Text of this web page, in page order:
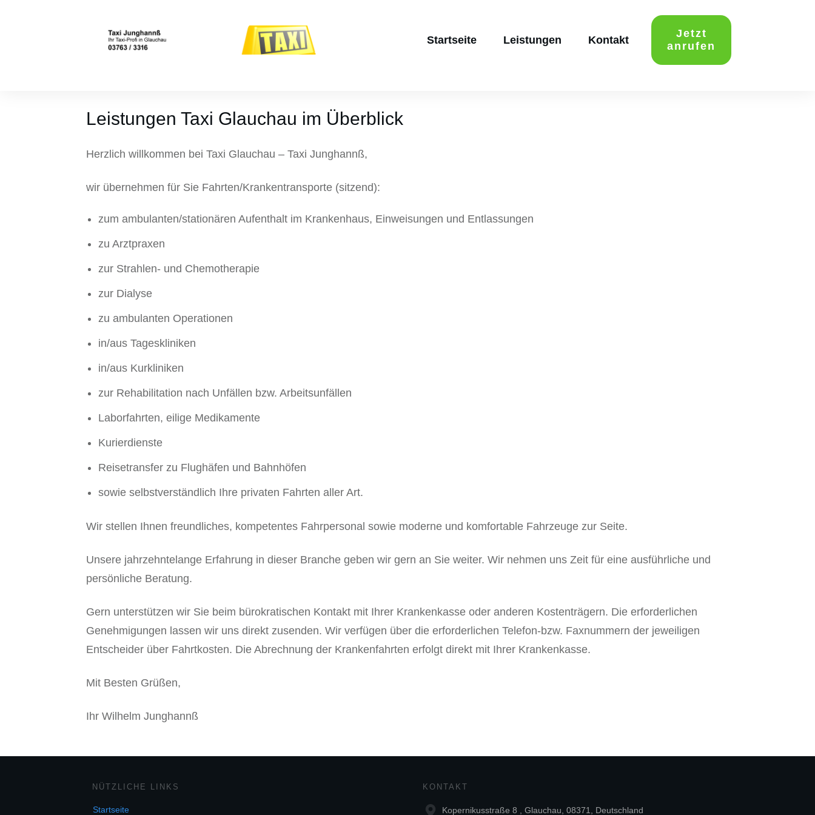
Startseite Leistungen Kontakt
Jetzt
anrufen
Leistungen Taxi Glauchau im Überblick
Herzlich willkommen bei Taxi Glauchau – Taxi Junghannß,
wir übernehmen für Sie Fahrten/Krankentransporte (sitzend):
zum ambulanten/stationären Aufenthalt im Krankenhaus, Einweisungen und Entlassungen
zu Arztpraxen
zur Strahlen- und Chemotherapie
zur Dialyse
zu ambulanten Operationen
in/aus Tageskliniken
in/aus Kurkliniken
zur Rehabilitation nach Unfällen bzw. Arbeitsunfällen
Laborfahrten, eilige Medikamente
Kurierdienste
Reisetransfer zu Flughäfen und Bahnhöfen
sowie selbstverständlich Ihre privaten Fahrten aller Art.
Wir stellen Ihnen freundliches, kompetentes Fahrpersonal sowie moderne und komfortable Fahrzeuge zur Seite.
Unsere jahrzehntelange Erfahrung in dieser Branche geben wir gern an Sie weiter. Wir nehmen uns Zeit für eine ausführliche und
persönliche Beratung.
Gern unterstützen wir Sie beim bürokratischen Kontakt mit Ihrer Krankenkasse oder anderen Kostenträgern. Die erforderlichen
Genehmigungen lassen wir uns direkt zusenden. Wir verfügen über die erforderlichen Telefon-bzw. Faxnummern der jeweiligen
Entscheider über Fahrtkosten. Die Abrechnung der Krankenfahrten erfolgt direkt mit Ihrer Krankenkasse.
Mit Besten Grüßen,
Ihr Wilhelm Junghannß
NÜTZLICHE LINKS
Startseite
KONTAKT
Kopernikusstraße 8 , Glauchau, 08371, Deutschland